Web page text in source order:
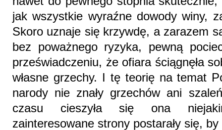
jak wszystkie wyraźne dowody winy,
Skoro uznaje się krzywdę, a zarazem
bez poważnego ryzyka, pewną
przeświadczeniu, że ofiara ściągnęła
własne grzechy. I tę teorię na temat
narody nie znały grzechów ani
czasu cieszyła się ona
zainteresowane strony postarały się,